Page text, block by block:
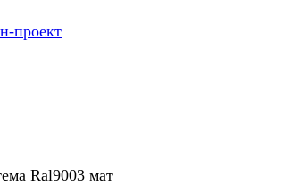
проект
Ral9003 мат